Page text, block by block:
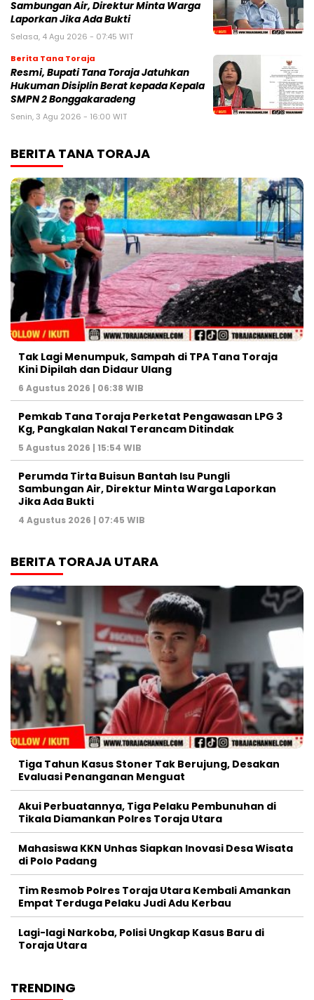
Sambungan Air, Direktur Minta Warga
Laporkan Jika Ada Bukti
Selasa, 4 Agu 2026 - 07:45 WIT
Berita Tana Toraja
Resmi, Bupati Tana Toraja Jatuhkan
Hukuman Disiplin Berat kepada Kepala
SMPN 2 Bonggakaradeng
Senin, 3 Agu 2026 - 16:00 WIT
BERITA TANA TORAJA
Tak Lagi Menumpuk, Sampah di TPA Tana Toraja
Kini Dipilah dan Didaur Ulang
6 Agustus 2026 | 06:38 WIB
Pemkab Tana Toraja Perketat Pengawasan LPG 3
Kg, Pangkalan Nakal Terancam Ditindak
5 Agustus 2026 | 15:54 WIB
Perumda Tirta Buisun Bantah Isu Pungli
Sambungan Air, Direktur Minta Warga Laporkan
Jika Ada Bukti
4 Agustus 2026 | 07:45 WIB
BERITA TORAJA UTARA
Tiga Tahun Kasus Stoner Tak Berujung, Desakan
Evaluasi Penanganan Menguat
Akui Perbuatannya, Tiga Pelaku Pembunuhan di
Tikala Diamankan Polres Toraja Utara
Mahasiswa KKN Unhas Siapkan Inovasi Desa Wisata
di Polo Padang
Tim Resmob Polres Toraja Utara Kembali Amankan
Empat Terduga Pelaku Judi Adu Kerbau
Lagi-lagi Narkoba, Polisi Ungkap Kasus Baru di
Toraja Utara
TRENDING